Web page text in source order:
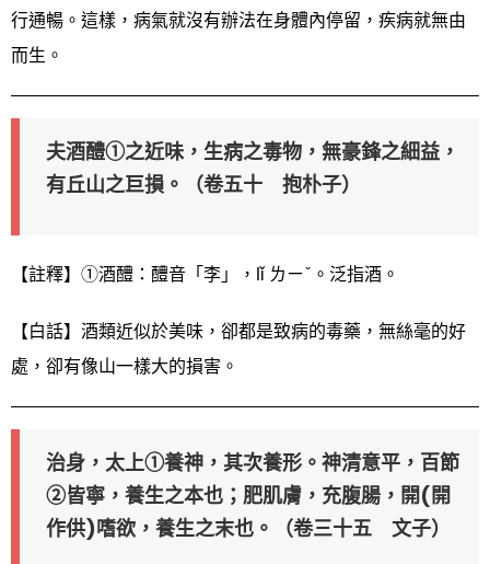
行通暢。這樣，病氣就沒有辦法在身體內停留，疾病就無由
而生。
夫酒醴①之近味，生病之毒物，無豪鋒之細益，
有丘山之巨損。（卷五十 抱朴子）
【註釋】①酒醴：醴音「李」，lǐ ㄌㄧˇ。泛指酒。
【白話】酒類近似於美味，卻都是致病的毒藥，無絲毫的好
處，卻有像山一樣大的損害。
治身，太上①養神，其次養形。神清意平，百節
②皆寧，養生之本也；肥肌膚，充腹腸，開(開
作供)嗜欲，養生之末也。（卷三十五 文子）